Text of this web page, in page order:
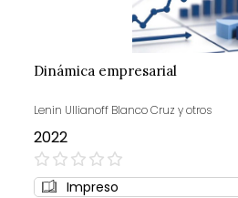
Dinámica empresarial
Lenin Ullianoff Blanco Cruz y otros
2022
0%
Impreso